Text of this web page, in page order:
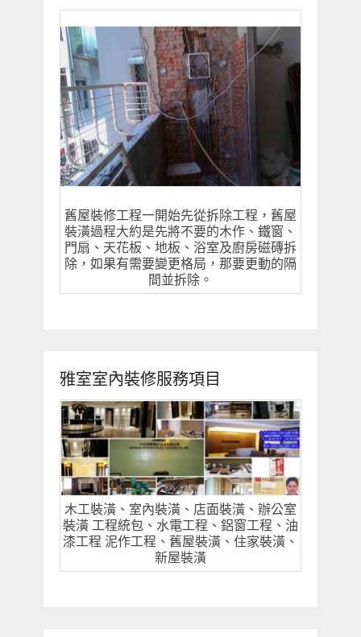
舊屋裝修工程一開始先從拆除工程，舊屋
裝潢過程大約是先將不要的木作、鐵窗、
門扇、天花板、地板、浴室及廚房磁磚拆
除，如果有需要變更格局，那要更動的隔
間並拆除。
雅室室內裝修服務項目
木工裝潢、室內裝潢、店面裝潢、辦公室
裝潢 工程統包、水電工程、鋁窗工程、油
漆工程 泥作工程、舊屋裝潢、住家裝潢、
新屋裝潢